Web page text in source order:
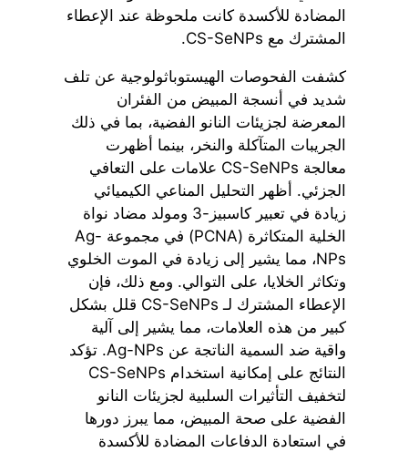
المضادة للأكسدة كانت ملحوظة عند الإعطاء
المشترك مع CS-SeNPs.
كشفت الفحوصات الهيستوباثولوجية عن تلف
شديد في أنسجة المبيض من الفئران
المعرضة لجزيئات النانو الفضية، بما في ذلك
الجريبات المتآكلة والنخر، بينما أظهرت
معالجة CS-SeNPs علامات على التعافي
الجزئي. أظهر التحليل المناعي الكيميائي
زيادة في تعبير كاسبيز-3 ومولد مضاد نواة
الخلية المتكاثرة (PCNA) في مجموعة Ag-
NPs، مما يشير إلى زيادة في الموت الخلوي
وتكاثر الخلايا، على التوالي. ومع ذلك، فإن
الإعطاء المشترك لـ CS-SeNPs قلل بشكل
كبير من هذه العلامات، مما يشير إلى آلية
واقية ضد السمية الناتجة عن Ag-NPs. تؤكد
النتائج على إمكانية استخدام CS-SeNPs
لتخفيف التأثيرات السلبية لجزيئات النانو
الفضية على صحة المبيض، مما يبرز دورها
في استعادة الدفاعات المضادة للأكسدة